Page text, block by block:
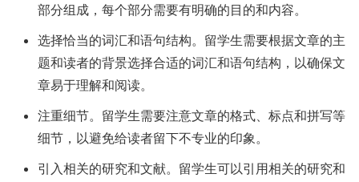
部分组成，每个部分需要有明确的目的和内容。
选择恰当的词汇和语句结构。留学生需要根据文章的主
题和读者的背景选择合适的词汇和语句结构，以确保文
章易于理解和阅读。
注重细节。留学生需要注意文章的格式、标点和拼写等
细节，以避免给读者留下不专业的印象。
引入相关的研究和文献。留学生可以引用相关的研究和